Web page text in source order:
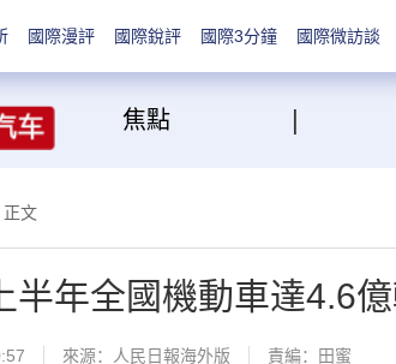
國際漫評 國際銳評 國際3分鐘 國際微訪談
焦點 |
正文
半年全國機動車達4.6
來源： 人民日報海外版 責編：田蜜